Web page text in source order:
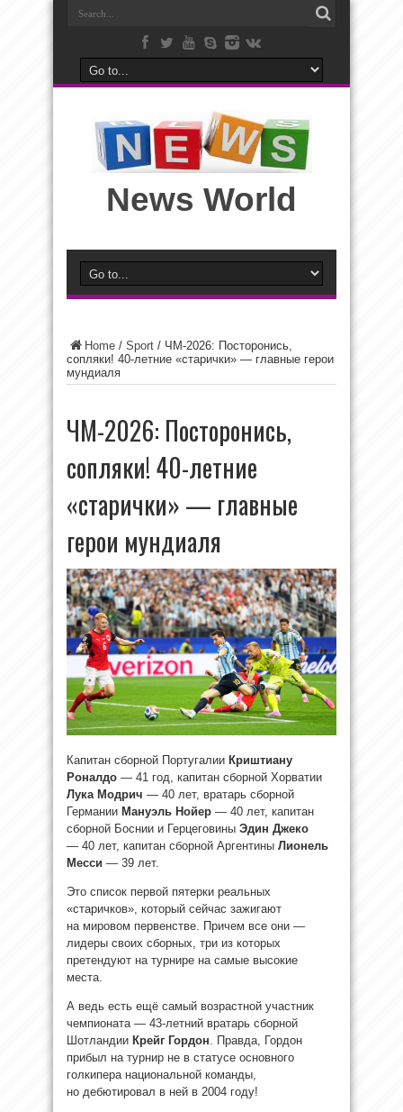
News World
Home / Sport / ЧМ-2026: Посторонись,
сопляки! 40-летние «старички» — главные герои
мундиаля
ЧМ-2026: Посторонись,
сопляки! 40-летние
«старички» — главные
герои мундиаля
Капитан сборной Португалии Криштиану
Роналдо — 41 год, капитан сборной Хорватии
Лука Модрич — 40 лет, вратарь сборной
Германии Мануэль Нойер — 40 лет, капитан
сборной Боснии и Герцеговины Эдин Джеко
— 40 лет, капитан сборной Аргентины Лионель
Месси — 39 лет.
Это список первой пятерки реальных
«старичков», который сейчас зажигают
на мировом первенстве. Причем все они —
лидеры своих сборных, три из которых
претендуют на турнире на самые высокие
места.
А ведь есть ещё самый возрастной участник
чемпионата — 43-летний вратарь сборной
Шотландии Крейг Гордон . Правда, Гордон
прибыл на турнир не в статусе основного
голкипера национальной команды,
но дебютировал в ней в 2004 году!